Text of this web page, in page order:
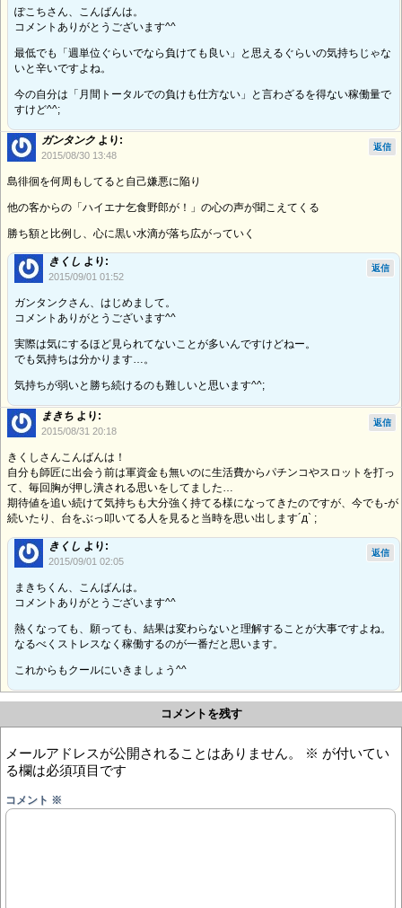
ぽこちさん、こんばんは。
コメントありがとうございます^^
最低でも「週単位ぐらいでなら負けても良い」と思えるぐらいの気持ちじゃな
いと辛いですよね。
今の自分は「月間トータルでの負けも仕方ない」と言わざるを得ない稼働量で
すけど^^;
ガンタンク より:
2015/08/30 13:48
島徘徊を何周もしてると自己嫌悪に陥り
他の客からの「ハイエナ乞食野郎が！」の心の声が聞こえてくる
勝ち額と比例し、心に黒い水滴が落ち広がっていく
返信
きくし より:
2015/09/01 01:52
ガンタンクさん、はじめまして。
コメントありがとうございます^^
実際は気にするほど見られてないことが多いんですけどねー。
でも気持ちは分かります…。
気持ちが弱いと勝ち続けるのも難しいと思います^^;
返信
まきち より:
2015/08/31 20:18
きくしさんこんばんは！
自分も師匠に出会う前は軍資金も無いのに生活費からパチンコやスロットを打っ
て、毎回胸が押し潰される思いをしてました…
期待値を追い続けて気持ちも大分強く持てる様になってきたのですが、今でも-が
続いたり、台をぶっ叩いてる人を見ると当時を思い出します´д` ;
返信
きくし より:
2015/09/01 02:05
まきちくん、こんばんは。
コメントありがとうございます^^
熱くなっても、願っても、結果は変わらないと理解することが大事ですよね。
なるべくストレスなく稼働するのが一番だと思います。
これからもクールにいきましょう^^
返信
コメントを残す
メールアドレスが公開されることはありません。 ※ が付いてい
る欄は必須項目です
コメント ※